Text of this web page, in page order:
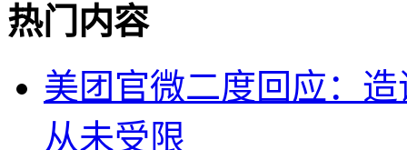
热门内容
美团官微二度回应：
从未受限